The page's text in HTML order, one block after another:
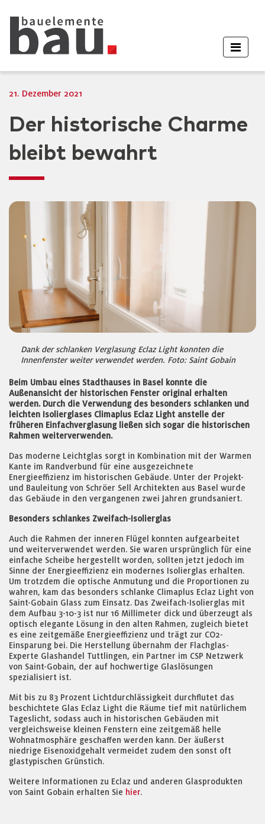
21. Dezember 2021
Der historische Charme
bleibt bewahrt
Dank der schlanken Verglasung Eclaz Light konnten die
Innenfenster weiter verwendet werden. Foto: Saint Gobain
Beim Umbau eines Stadthauses in Basel konnte die
Außenansicht der historischen Fenster original erhalten
werden. Durch die Verwendung des besonders schlanken und
leichten Isolierglases Climaplus Eclaz Light anstelle der
früheren Einfachverglasung ließen sich sogar die historischen
Rahmen weiterverwenden.
Das moderne Leichtglas sorgt in Kombination mit der Warmen
Kante im Randverbund für eine ausgezeichnete
Energieeffizienz im historischen Gebäude. Unter der Projekt-
und Bauleitung von Schröer Sell Architekten aus Basel wurde
das Gebäude in den vergangenen zwei Jahren grundsaniert.
Besonders schlankes Zweifach-Isolierglas
Auch die Rahmen der inneren Flügel konnten aufgearbeitet
und weiterverwendet werden. Sie waren ursprünglich für eine
einfache Scheibe hergestellt worden, sollten jetzt jedoch im
Sinne der Energieeffizienz ein modernes Isolierglas erhalten.
Um trotzdem die optische Anmutung und die Proportionen zu
wahren, kam das besonders schlanke Climaplus Eclaz Light von
Saint-Gobain Glass zum Einsatz. Das Zweifach-Isolierglas mit
dem Aufbau 3-10-3 ist nur 16 Millimeter dick und überzeugt als
optisch elegante Lösung in den alten Rahmen, zugleich bietet
es eine zeitgemäße Energieeffizienz und trägt zur CO2-
Einsparung bei. Die Herstellung übernahm der Flachglas-
Experte Glashandel Tuttlingen, ein Partner im CSP Netzwerk
von Saint-Gobain, der auf hochwertige Glaslösungen
spezialisiert ist.
Mit bis zu 83 Prozent Lichtdurchlässigkeit durchflutet das
beschichtete Glas Eclaz Light die Räume tief mit natürlichem
Tageslicht, sodass auch in historischen Gebäuden mit
vergleichsweise kleinen Fenstern eine zeitgemäß helle
Wohnatmosphäre geschaffen werden kann. Der äußerst
niedrige Eisenoxidgehalt vermeidet zudem den sonst oft
glastypischen Grünstich.
Weitere Informationen zu Eclaz und anderen Glasprodukten
von Saint Gobain erhalten Sie hier.